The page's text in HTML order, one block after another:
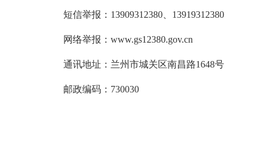
短信举报：13909312380、13919312380
网络举报：www.gs12380.gov.cn
通讯地址：兰州市城关区南昌路1648号
邮政编码：730030